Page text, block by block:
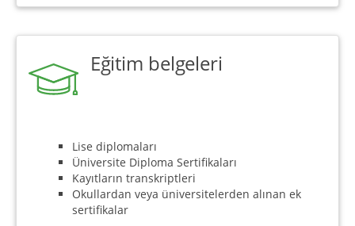
Eğitim belgeleri
Lise diplomaları
Üniversite Diploma Sertifikaları
Kayıtların transkriptleri
Okullardan veya üniversitelerden alınan ek
sertifikalar